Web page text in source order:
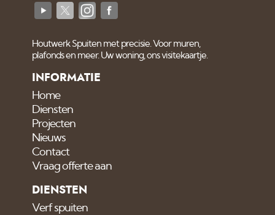
Houtwerk Spuiten met precisie. Voor muren,
plafonds en meer. Uw woning, ons visitekaartje.
INFORMATIE
Home
Diensten
Projecten
Nieuws
Contact
Vraag offerte aan
DIENSTEN
Verf spuiten